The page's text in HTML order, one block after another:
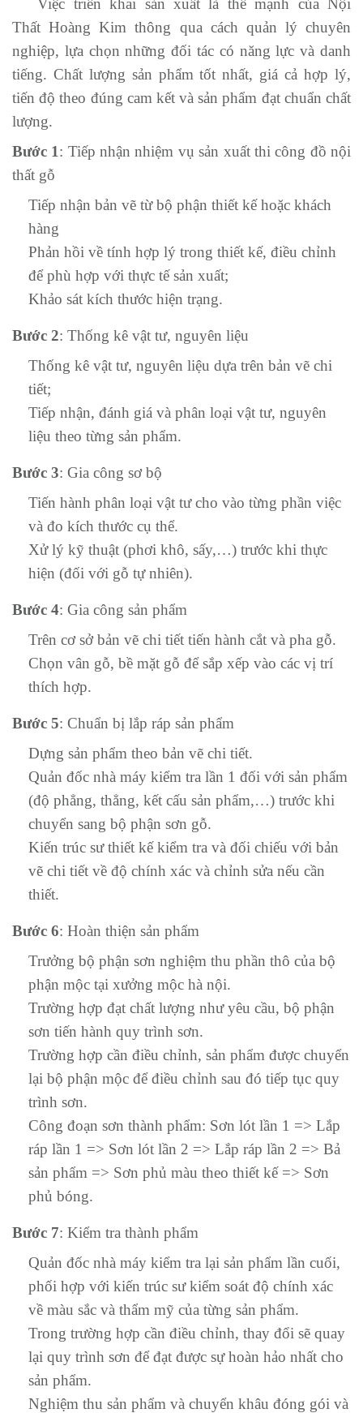
Việc triển khai sản xuất là thế mạnh của Nội
Thất Hoàng Kim thông qua cách quản lý chuyên
nghiệp, lựa chọn những đối tác có năng lực và danh
tiếng. Chất lượng sản phẩm tốt nhất, giá cả hợp lý,
tiến độ theo đúng cam kết và sản phẩm đạt chuẩn chất
lượng.
Bước 1: Tiếp nhận nhiệm vụ sản xuất thi công đồ nội
thất gỗ
Tiếp nhận bản vẽ từ bộ phận thiết kế hoặc khách
hàng
Phản hồi về tính hợp lý trong thiết kế, điều chỉnh
để phù hợp với thực tế sản xuất;
Khảo sát kích thước hiện trạng.
Bước 2: Thống kê vật tư, nguyên liệu
Thống kê vật tư, nguyên liệu dựa trên bản vẽ chi
tiết;
Tiếp nhận, đánh giá và phân loại vật tư, nguyên
liệu theo từng sản phẩm.
Bước 3: Gia công sơ bộ
Tiến hành phân loại vật tư cho vào từng phần việc
và đo kích thước cụ thể.
Xử lý kỹ thuật (phơi khô, sấy,…) trước khi thực
hiện (đối với gỗ tự nhiên).
Bước 4: Gia công sản phẩm
Trên cơ sở bản vẽ chi tiết tiến hành cắt và pha gỗ.
Chọn vân gỗ, bề mặt gỗ để sắp xếp vào các vị trí
thích hợp.
Bước 5: Chuẩn bị lắp ráp sản phẩm
Dựng sản phẩm theo bản vẽ chi tiết.
Quản đốc nhà máy kiểm tra lần 1 đối với sản phẩm
(độ phẳng, thẳng, kết cấu sản phẩm,…) trước khi
chuyển sang bộ phận sơn gỗ.
Kiến trúc sư thiết kế kiểm tra và đối chiếu với bản
vẽ chi tiết về độ chính xác và chỉnh sửa nếu cần
thiết.
Bước 6: Hoàn thiện sản phẩm
Trưởng bộ phận sơn nghiệm thu phần thô của bộ
phận mộc tại xưởng mộc hà nội.
Trường hợp đạt chất lượng như yêu cầu, bộ phận
sơn tiến hành quy trình sơn.
Trường hợp cần điều chỉnh, sản phẩm được chuyển
lại bộ phận mộc để điều chỉnh sau đó tiếp tục quy
trình sơn.
Công đoạn sơn thành phẩm: Sơn lót lần 1 => Lắp
ráp lần 1 => Sơn lót lần 2 => Lắp ráp lần 2 => Bả
sản phẩm => Sơn phủ màu theo thiết kế => Sơn
phủ bóng.
Bước 7: Kiểm tra thành phẩm
Quản đốc nhà máy kiểm tra lại sản phẩm lần cuối,
phối hợp với kiến trúc sư kiểm soát độ chính xác
về màu sắc và thẩm mỹ của từng sản phẩm.
Trong trường hợp cần điều chỉnh, thay đổi sẽ quay
lại quy trình sơn để đạt được sự hoàn hảo nhất cho
sản phẩm.
Nghiệm thu sản phẩm và chuyển khâu đóng gói và